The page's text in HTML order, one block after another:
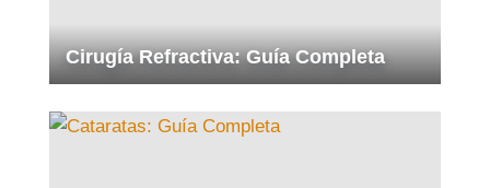
Cirugía Refractiva: Guía Completa